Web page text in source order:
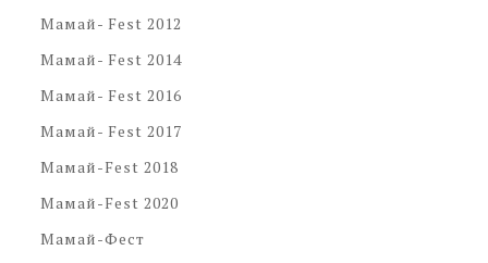
Мамай- Fest 2012
Мамай- Fest 2014
Мамай- Fest 2016
Мамай- Fest 2017
Мамай-Fest 2018
Мамай-Fest 2020
Мамай-Фест